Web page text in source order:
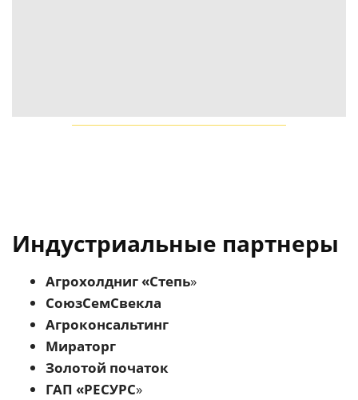
Индустриальные партнеры
Агрохолдниг «Степь»
СоюзСемСвекла
Агроконсальтинг
Мираторг
Золотой початок
ГАП «РЕСУРС»